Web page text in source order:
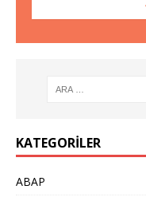
KATEGORILER
ABAP